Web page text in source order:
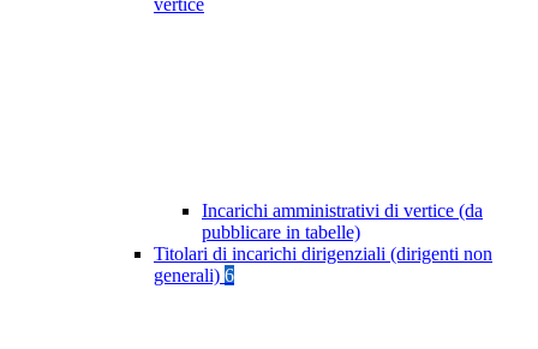
vertice
Incarichi amministrativi di vertice (da
pubblicare in tabelle)
Titolari di incarichi dirigenziali (dirigenti non
generali) 6